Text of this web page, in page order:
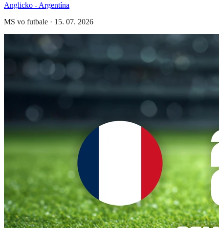
Anglicko - Argentína
MS vo futbale · 15. 07. 2026